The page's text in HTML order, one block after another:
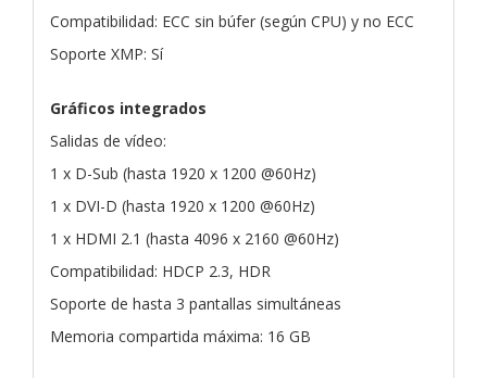
Compatibilidad: ECC sin búfer (según CPU) y no ECC
Soporte XMP: Sí
Gráficos integrados
Salidas de vídeo:
1 x D-Sub (hasta 1920 x 1200 @60Hz)
1 x DVI-D (hasta 1920 x 1200 @60Hz)
1 x HDMI 2.1 (hasta 4096 x 2160 @60Hz)
Compatibilidad: HDCP 2.3, HDR
Soporte de hasta 3 pantallas simultáneas
Memoria compartida máxima: 16 GB